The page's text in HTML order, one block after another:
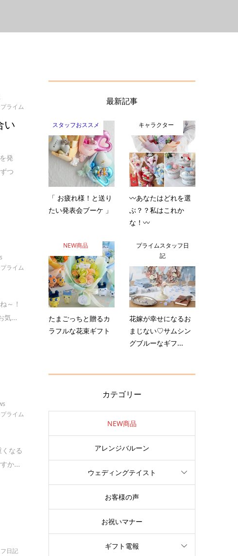
ライム
い
発
つ
ライム
～！
気...
ライム
なる
か...
日記
最新記事
スタッフおススメ
「 お疲れ様！と送り
たい発表会ブーケ 」
キャラクター
〰️あなたはどれを選
ぶ？？私はこれか
な！〰️
NEW商品
たまごっちと贈るカ
ラフルな花束ギフト
プライムスタッフ日
記
花嫁が幸せになるお
まじない♡サムシン
グブルーなギフ...
カテゴリー
NEW商品
アレンジバルーン
ウェディングテイスト
お客様の声
お祝いマナー
ギフト電報